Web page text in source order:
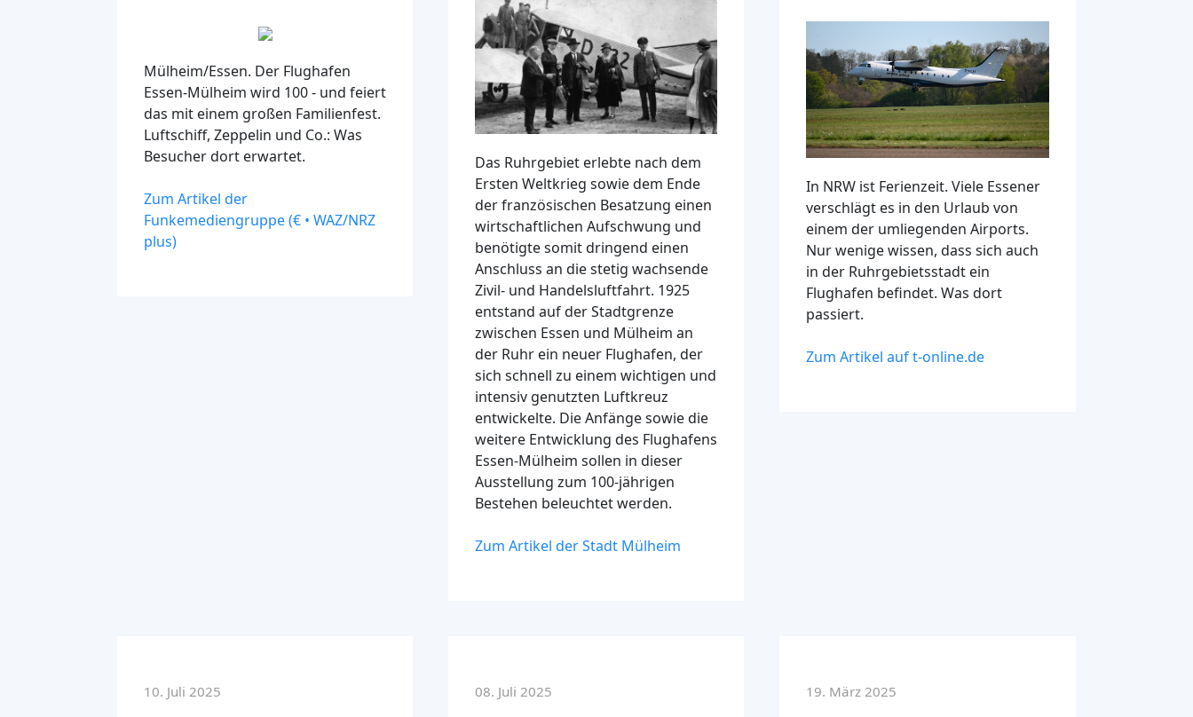
Mülheim/Essen. Der Flughafen
Essen-Mülheim wird 100 - und feiert
das mit einem großen Familienfest.
Luftschiff, Zeppelin und Co.: Was
Besucher dort erwartet.
Zum Artikel der
Funkemediengruppe (€ • WAZ/NRZ
plus)
Das Ruhrgebiet erlebte nach dem
Ersten Weltkrieg sowie dem Ende
der französischen Besatzung einen
wirtschaftlichen Aufschwung und
benötigte somit dringend einen
Anschluss an die stetig wachsende
Zivil- und Handelsluftfahrt. 1925
entstand auf der Stadtgrenze
zwischen Essen und Mülheim an
der Ruhr ein neuer Flughafen, der
sich schnell zu einem wichtigen und
intensiv genutzten Luftkreuz
entwickelte. Die Anfänge sowie die
weitere Entwicklung des Flughafens
Essen-Mülheim sollen in dieser
Ausstellung zum 100-jährigen
Bestehen beleuchtet werden.
Zum Artikel der Stadt Mülheim
In NRW ist Ferienzeit. Viele Essener
verschlägt es in den Urlaub von
einem der umliegenden Airports.
Nur wenige wissen, dass sich auch
in der Ruhrgebietsstadt ein
Flughafen befindet. Was dort
passiert.
Zum Artikel auf t-online.de
10. Juli 2025 08. Juli 2025 19. März 2025